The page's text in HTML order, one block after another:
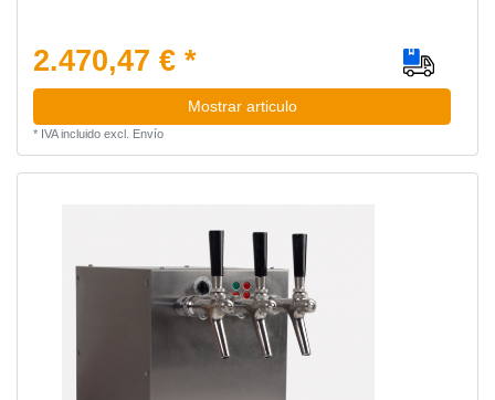
2.470,47 € *
Mostrar articulo
* IVA incluidoexcl. Envío